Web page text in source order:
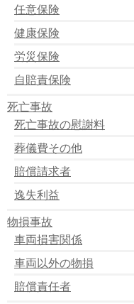
任意保険
健康保険
労災保険
自賠責保険
死亡事故
死亡事故の慰謝料
葬儀費その他
賠償請求者
逸失利益
物損事故
車両損害関係
車両以外の物損
賠償責任者